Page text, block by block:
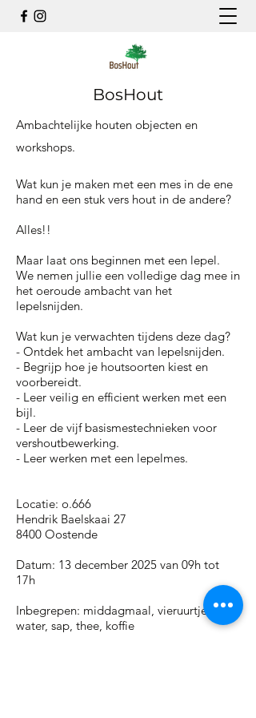
BosHout
Ambachtelijke houten objecten en
workshops.
Wat kun je maken met een mes in de ene
hand en een stuk vers hout in de andere?
Alles!!
Maar laat ons beginnen met een lepel.
We nemen jullie een volledige dag mee in
het oeroude ambacht van het
lepelsnijden.
Wat kun je verwachten tijdens deze dag?
- Ontdek het ambacht van lepelsnijden.
- Begrijp hoe je houtsoorten kiest en
voorbereidt.
- Leer veilig en efficient werken met een
bijl.
- Leer de vijf basismestechnieken voor
vershoutbewerking.
- Leer werken met een lepelmes.
Locatie: o.666
Hendrik Baelskaai 27
8400 Oostende
Datum: 13 december 2025 van 09h tot
17h
Inbegrepen: middagmaal, vieruurtje,
water, sap, thee, koffie